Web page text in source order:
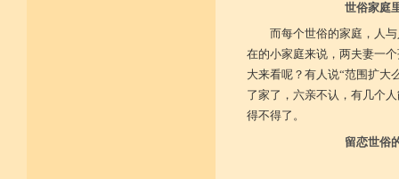
世俗家庭
而每个世俗的家庭，人
在的小家庭来说，两夫妻一
大来看呢？有人说“范围扩大
了家了，六亲不认，有几个
得不得了。
留恋世俗